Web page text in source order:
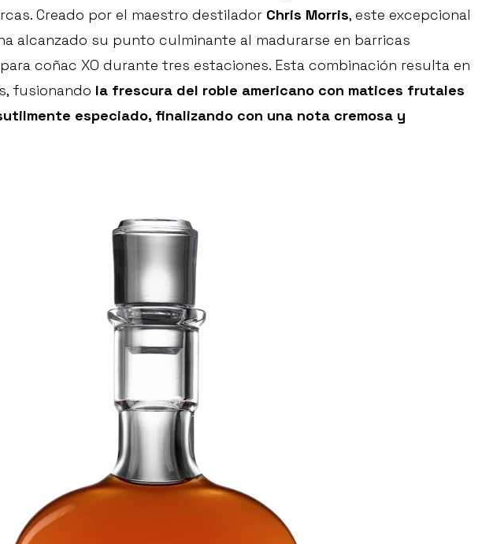
Creado por el maestro destilador Chris Morris, este excepcional
alcanzado su punto culminante al madurarse en barricas
coñac XO durante tres estaciones. Esta combinación resulta en
fusionando la frescura del roble americano con matices frutales
especiado, finalizando con una nota cremosa y